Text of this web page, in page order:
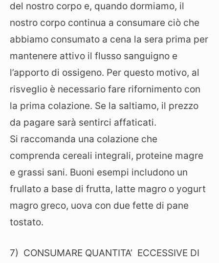
del nostro corpo e, quando dormiamo, il
nostro corpo continua a consumare ciò che
abbiamo consumato a cena la sera prima per
mantenere attivo il flusso sanguigno e
l’apporto di ossigeno. Per questo motivo, al
risveglio è necessario fare rifornimento con
la prima colazione. Se la saltiamo, il prezzo
da pagare sarà sentirci affaticati.
Si raccomanda una colazione che
comprenda cereali integrali, proteine magre
e grassi sani. Buoni esempi includono un
frullato a base di frutta, latte magro o yogurt
magro greco, uova con due fette di pane
tostato.
7) CONSUMARE QUANTITA’ ECCESSIVE DI